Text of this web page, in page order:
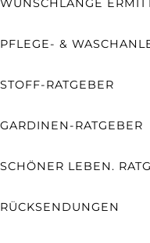
WUNSCHLÄNGE
PFLEGE- &
STOFF-RATGEBER
GARDINEN-RATGEBER
SCHÖNER LEBEN.
RÜCKSENDUNGEN